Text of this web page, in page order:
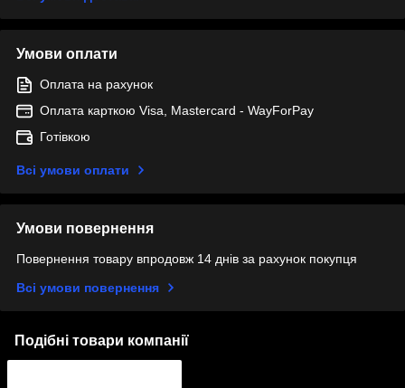
Умови оплати
Оплата на рахунок
Оплата карткою Visa, Mastercard - WayForPay
Готівкою
Всі умови оплати
Умови повернення
Повернення товару впродовж 14 днів за рахунок покупця
Всі умови повернення
Подібні товари компанії